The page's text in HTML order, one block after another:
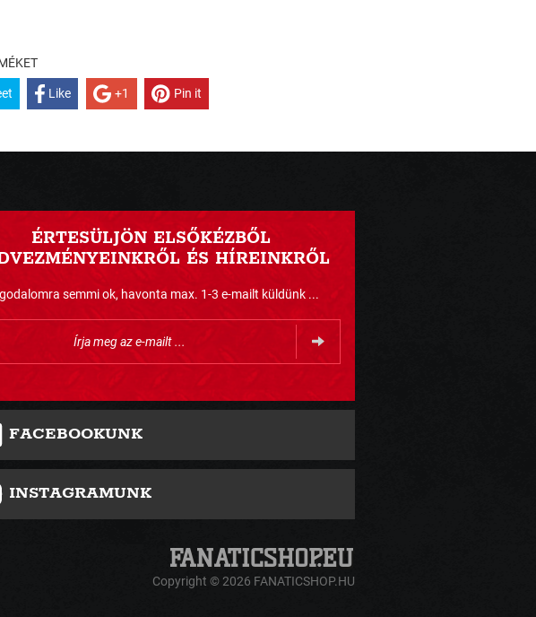
Like +1 Pin it
ÉRTESÜLJÖN ELSŐKÉZBŐL
ÉS HÍREINKRŐL
semmi ok, havonta max. 1-3 e-mailt küldünk ...
FACEBOOKUNK
INSTAGRAMUNK
Copyright © 2026 FANATICSHOP.HU